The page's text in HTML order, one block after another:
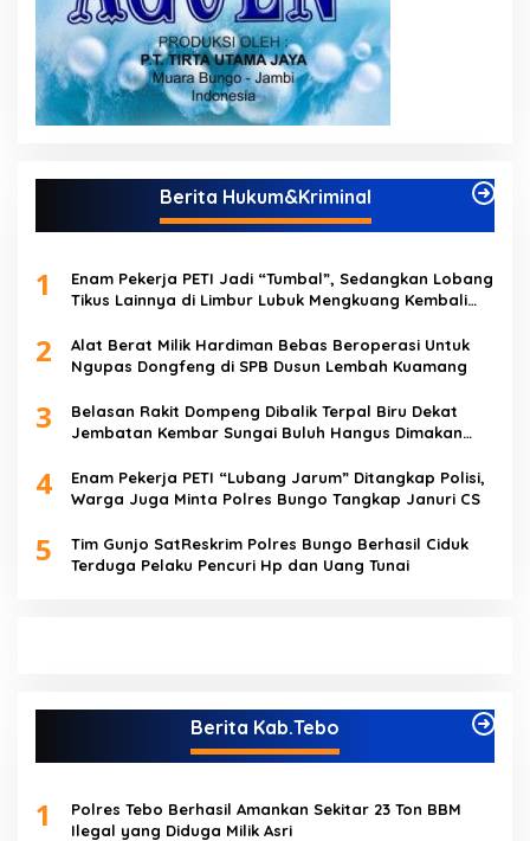
Berita Hukum&Kriminal
1
Enam Pekerja PETI Jadi “Tumbal”, Sedangkan Lobang
Tikus Lainnya di Limbur Lubuk Mengkuang Kembali
2
Alat Berat Milik Hardiman Bebas Beroperasi Untuk
Ngupas Dongfeng di SPB Dusun Lembah Kuamang
3
Belasan Rakit Dompeng Dibalik Terpal Biru Dekat
Jembatan Kembar Sungai Buluh Hangus Dimakan
4
Enam Pekerja PETI “Lubang Jarum” Ditangkap Polisi,
Warga Juga Minta Polres Bungo Tangkap Januri CS
5
Tim Gunjo SatReskrim Polres Bungo Berhasil Ciduk
Terduga Pelaku Pencuri Hp dan Uang Tunai
Berita Kab.Tebo
1
Polres Tebo Berhasil Amankan Sekitar 23 Ton BBM
Ilegal yang Diduga Milik Asri